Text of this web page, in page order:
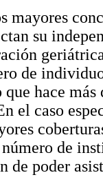
mayores
su
de
hace
el caso
de
de poder